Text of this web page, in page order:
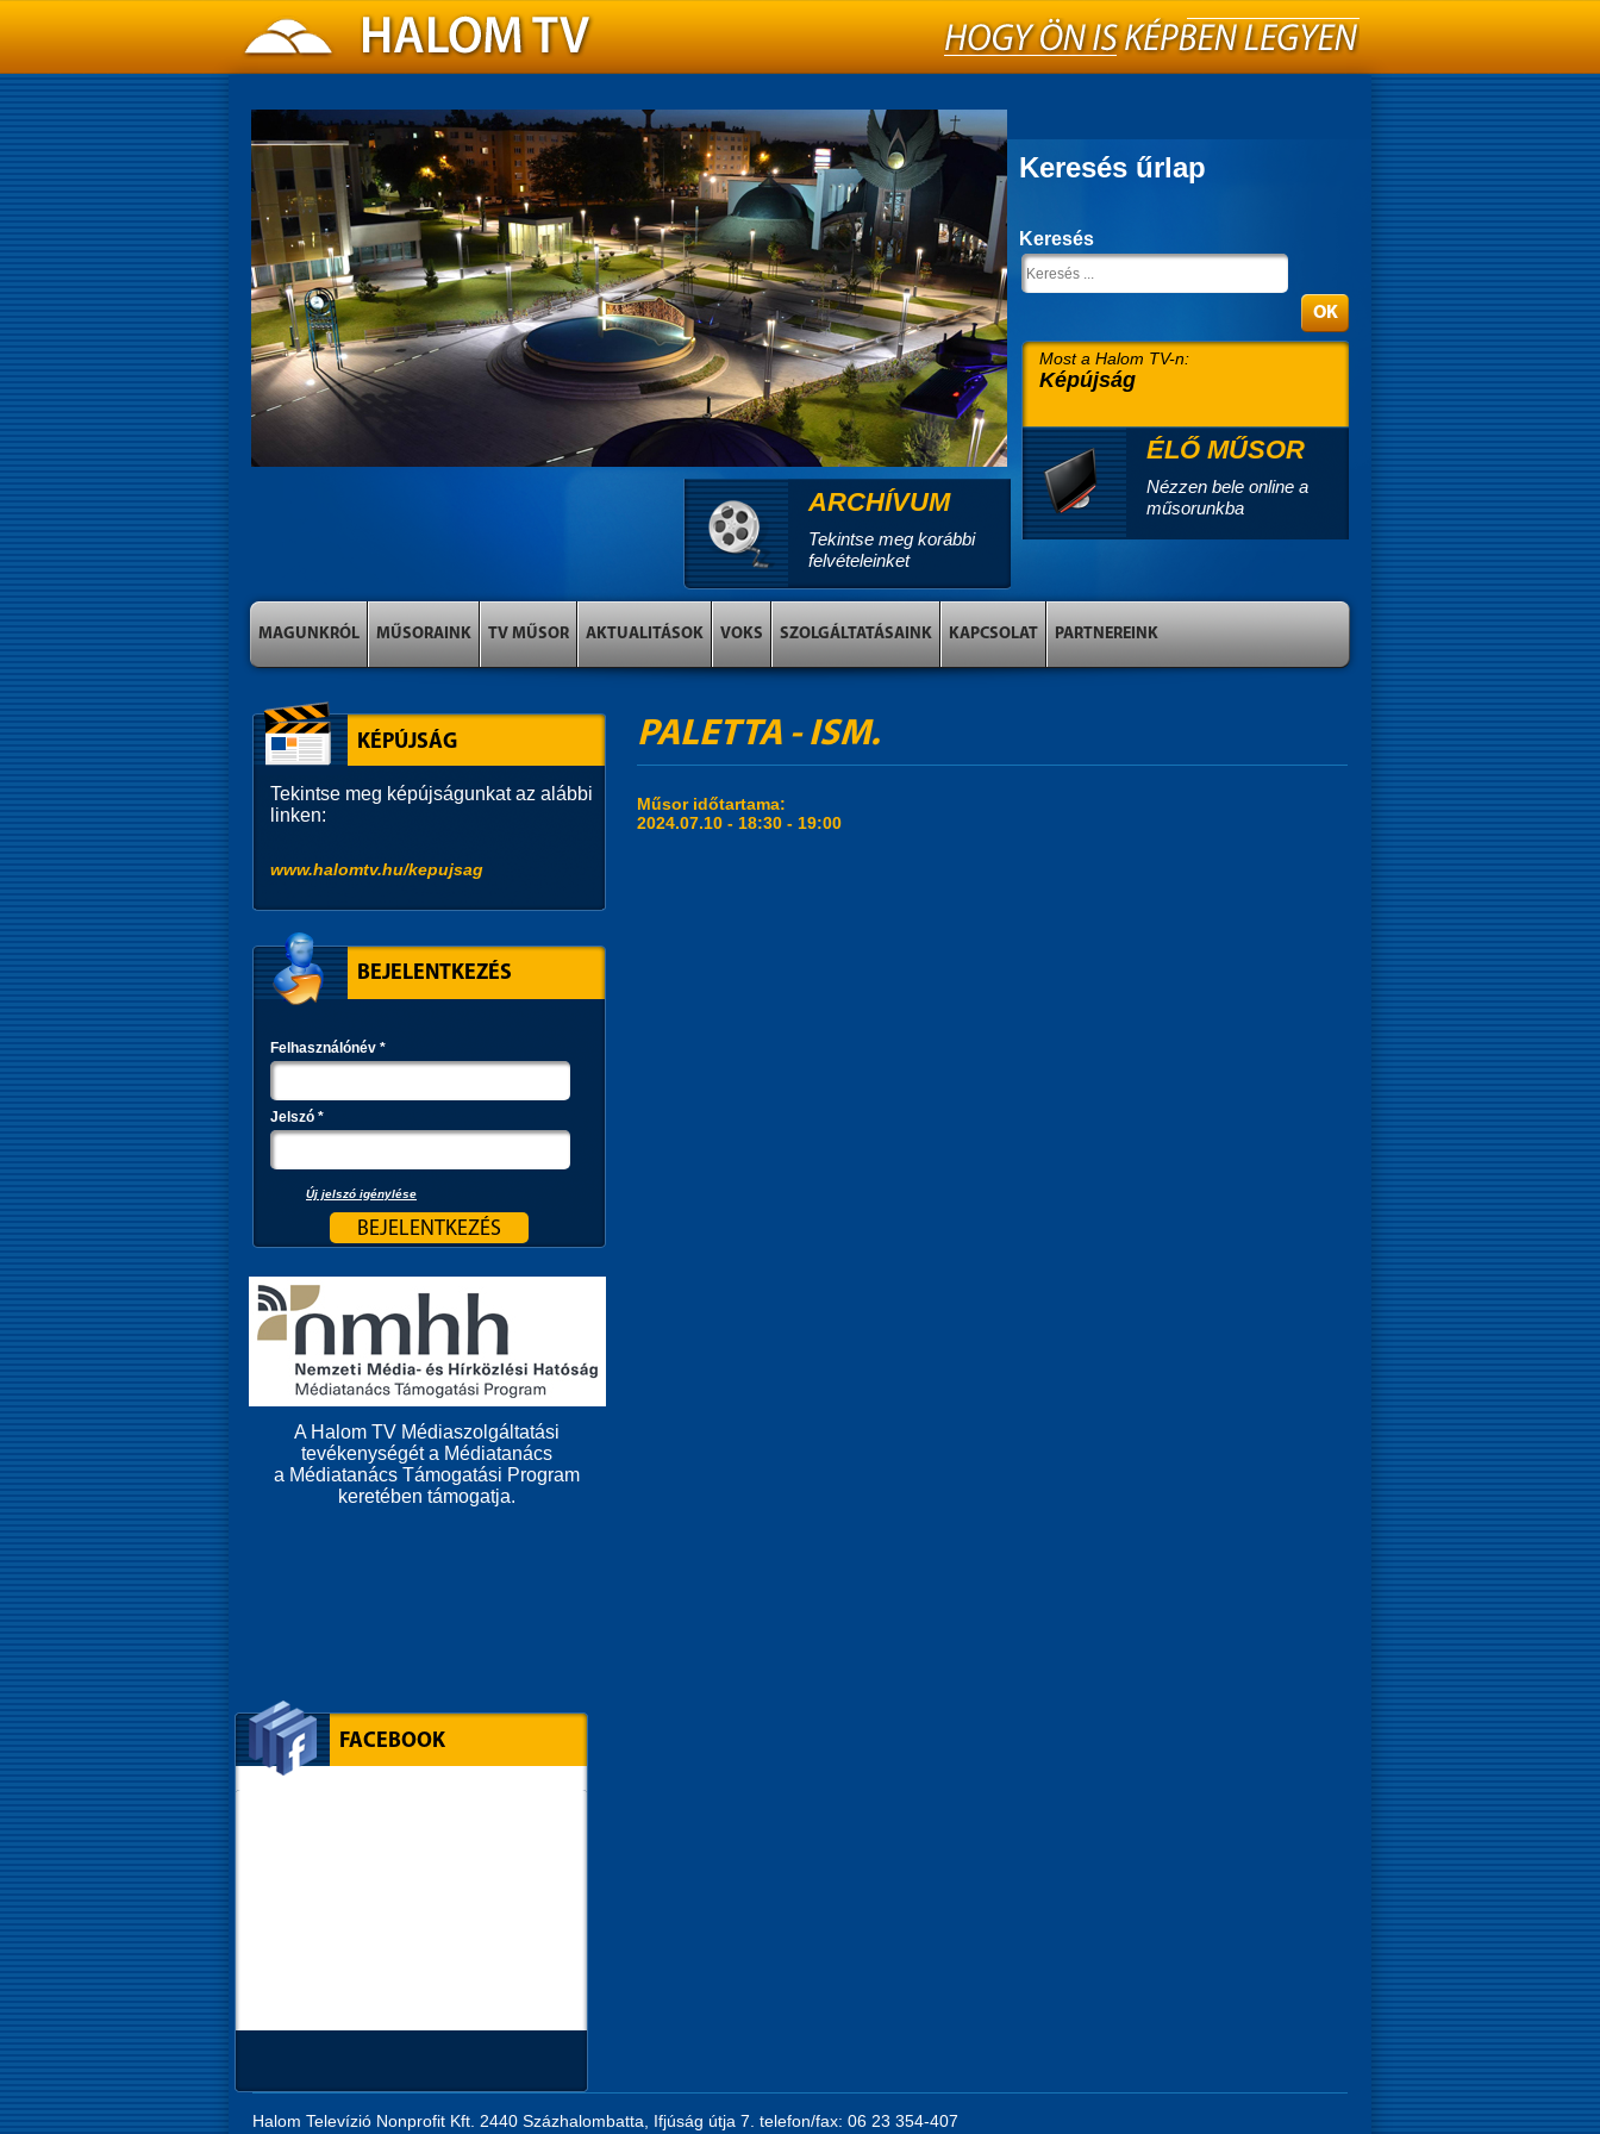
Keresés űrlap
Keresés
Most a Halom TV-n:
Képújság
ÉLŐ MŰSOR
Nézzen bele online a
műsorunkba
ARCHÍVUM
Tekintse meg korábbi
felvételeinket
MAGUNKRÓL MŰSORAINK TV MŰSOR AKTUALITÁSOK VOKS SZOLGÁLTATÁSAINK KAPCSOLAT PARTNEREINK
PALETTA - ISM.
Műsor időtartama:
2024.07.10 - 18:30 - 19:00
KÉPÚJSÁG
Tekintse meg képújságunkat az alábbi
linken:
www.halomtv.hu/kepujsag
BEJELENTKEZÉS
Felhasználónév *
Jelszó *
Új jelszó igénylése
A Halom TV Médiaszolgáltatási
tevékenységét a Médiatanács
a Médiatanács Támogatási Program
keretében támogatja.
FACEBOOK
Halom Televízió Nonprofit Kft. 2440 Százhalombatta, Ifjúság útja 7. telefon/fax: 06 23 354-407